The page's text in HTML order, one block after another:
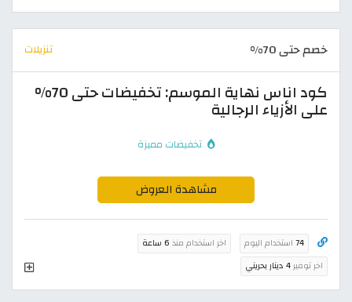
خصم حتى 70% تنزيلات
كود اناس نهاية الموسم: تخفيضات حتى 70%
على الأزياء الرجالية
تخفيضات مميزة
مشاهدة العروض
74 استخدام اليوم اخر استخدام منذ 6 ساعة
اخر توفير4 دينار بحريني